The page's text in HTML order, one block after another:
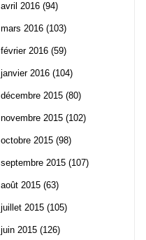
avril 2016 (94)
mars 2016 (103)
février 2016 (59)
janvier 2016 (104)
décembre 2015 (80)
novembre 2015 (102)
octobre 2015 (98)
septembre 2015 (107)
août 2015 (63)
juillet 2015 (105)
juin 2015 (126)